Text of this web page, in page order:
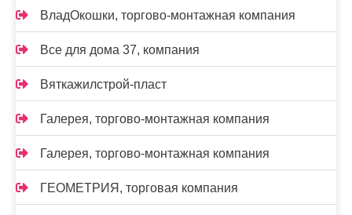
ВладОкошки, торгово-монтажная компания
Все для дома 37, компания
Вяткажилстрой-пласт
Галерея, торгово-монтажная компания
Галерея, торгово-монтажная компания
ГЕОМЕТРИЯ, торговая компания